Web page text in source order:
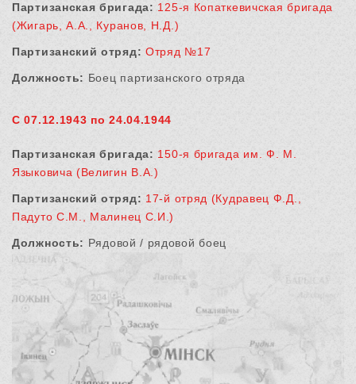
Партизанская бригада: 125-я Копаткевичская бригада
(Жигарь, А.А., Куранов, Н.Д.)
Партизанский отряд: Отряд №17
Должность: Боец партизанского отряда
С 07.12.1943 по 24.04.1944
Партизанская бригада: 150-я бригада им. Ф. М.
Языковича (Велигин В.А.)
Партизанский отряд: 17-й отряд (Кудравец Ф.Д.,
Падуто С.М., Малинец С.И.)
Должность: Рядовой / рядовой боец